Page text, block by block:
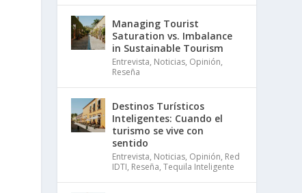
Managing Tourist
Saturation vs. Imbalance
in Sustainable Tourism
Entrevista, Noticias, Opinión,
Reseña
Destinos Turísticos
Inteligentes: Cuando el
turismo se vive con
sentido
Entrevista, Noticias, Opinión, Red
IDTI, Reseña,Tequila Inteligente